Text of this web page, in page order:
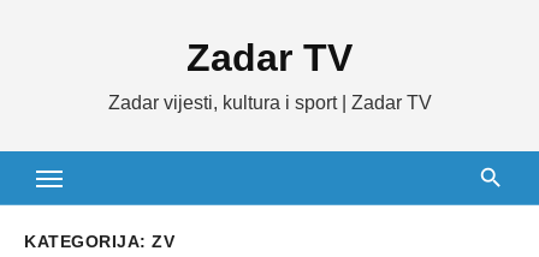
Zadar TV
Zadar vijesti, kultura i sport | Zadar TV
KATEGORIJA: ZV